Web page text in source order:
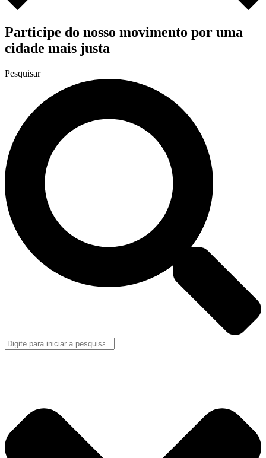
Participe do nosso movimento por uma
cidade mais justa
Pesquisar